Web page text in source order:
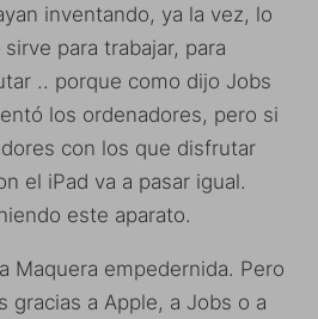
inventando, ya la vez, lo
para trabajar, para
.. porque como dijo Jobs
los ordenadores, pero si
con los que disfrutar
el iPad va a pasar igual.
este aparato.
Maquera empedernida. Pero
gracias a Apple, a Jobs o a